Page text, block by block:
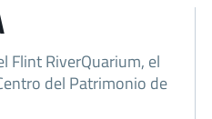
Flint RiverQuarium, el
del Patrimonio de